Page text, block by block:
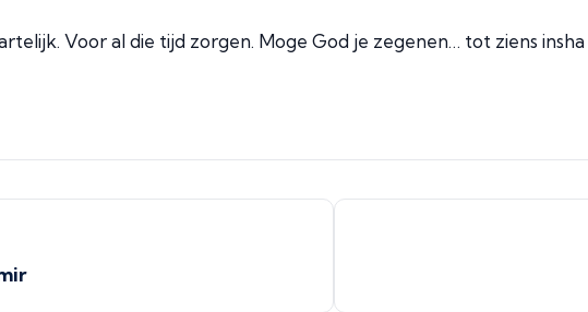
Voor al die tijd zorgen. Moge God je zegenen… tot ziens insha